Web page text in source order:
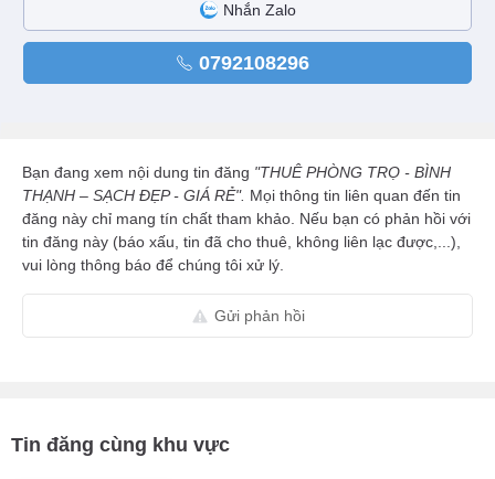
Nhắn Zalo
0792108296
Bạn đang xem nội dung tin đăng "THUÊ PHÒNG TRỌ - BÌNH
THẠNH – SẠCH ĐẸP - GIÁ RẺ". Mọi thông tin liên quan đến tin
đăng này chỉ mang tín chất tham khảo. Nếu bạn có phản hồi với
tin đăng này (báo xấu, tin đã cho thuê, không liên lạc được,...),
vui lòng thông báo để chúng tôi xử lý.
Gửi phản hồi
Tin đăng cùng khu vực